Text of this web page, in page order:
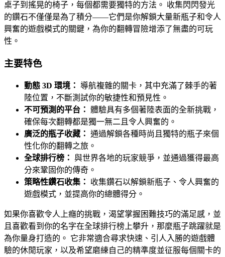
桌子到搖晃的椅子，每個都需要獨特的方法。 收集閃閃發光
的鑽石不僅僅是為了積分——它們是你解鎖大量新瓶子和令人
興奮的遊戲模式的關鍵，為你的翻轉冒險增添了無盡的可玩
性。
主要特色
動態 3D 環境： 導航複雜的關卡，其中充滿了棘手的著
陸位置，不斷測試你的敏捷性和預見性。
不可預測的平台： 體驗具有多個著陸表面的全新挑戰，
確保每次翻轉都是獨一無二且令人興奮的。
廣泛的瓶子收藏： 通過解鎖各種時尚且獨特的瓶子來個
性化你的翻轉之旅。
全球排行榜： 與世界各地的玩家競爭，並通過獲得最高
分來鞏固你的傳奇。
策略性鑽石收集：
收集鑽石以解鎖新瓶子、令人興奮的
遊戲模式，並提高你的總體得分。
如果你喜歡令人上癮的挑戰，渴望掌握困難技巧的滿足感，並
且喜歡看到你的名字在全球排行榜上攀升，那麼瓶子跳躍就是
為你量身打造的。 它非常適合尋求快速、引人入勝的遊戲體
驗的休閒玩家，以及希望磨練自己的精準度並征服每個關卡的